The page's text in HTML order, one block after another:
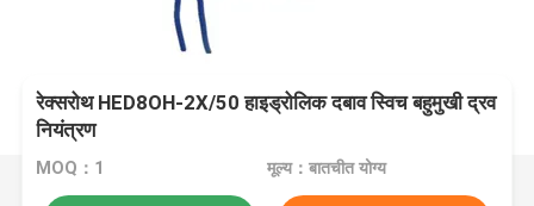
रेक्सरोथ HED8OH-2X/50 हाइड्रोलिक दबाव स्विच बहुमुखी द्रव
नियंत्रण
MOQ：1 मूल्य：बातचीत योग्य